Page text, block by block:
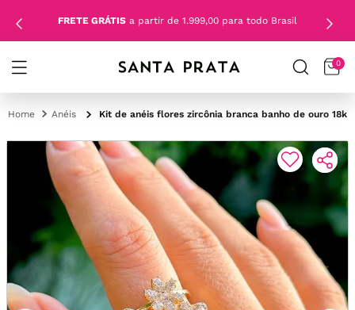
FRETE GRÁTIS a partir de 1.999,00 para todo Brasil
0
Anéis Kit de anéis flores zircônia branca banho de ouro 18k